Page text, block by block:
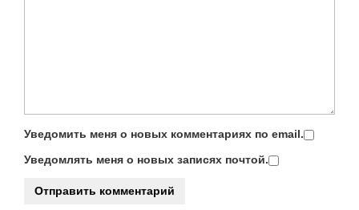
Уведомить меня о новых комментариях по email.
Уведомлять меня о новых записях почтой.